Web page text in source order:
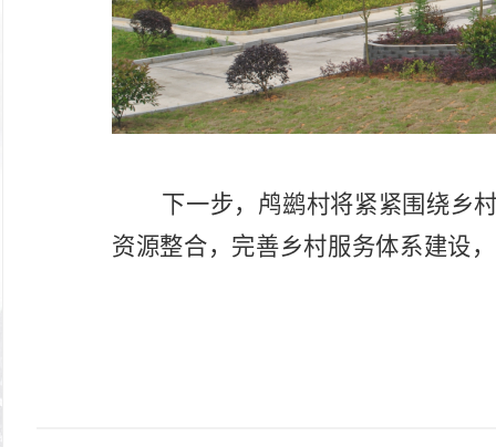
下一步，鸬鹚村将紧紧围绕乡
资源整合，完善乡村服务体系建设